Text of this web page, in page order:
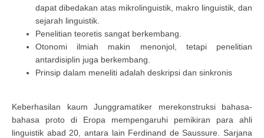
dapat dibedakan atas mikrolinguistik, makro linguistik, dan
sejarah linguistik.
Penelitian teoretis sangat berkembang.
Otonomi ilmiah makin menonjol, tetapi penelitian
antardisiplin juga berkembang.
Prinsip dalam meneliti adalah deskripsi dan sinkronis
Keberhasilan kaum Junggramatiker merekonstruksi bahasa-
bahasa proto di Eropa mempengaruhi pemikiran para ahli
linguistik abad 20, antara lain Ferdinand de Saussure. Sarjana